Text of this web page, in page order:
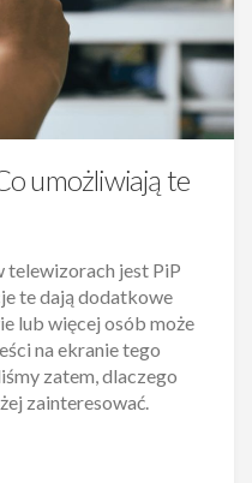
umożliwiają te
telewizorach jest PiP
te dają dodatkowe
lub więcej osób może
na ekranie tego
zatem, dlaczego
zainteresować.